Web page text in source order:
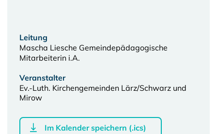
Leitung
Mascha Liesche Gemeindepädagogische
Mitarbeiterin i.A.
Veranstalter
Ev.-Luth. Kirchengemeinden Lärz/Schwarz und
Mirow
Im Kalender speichern (.ics)